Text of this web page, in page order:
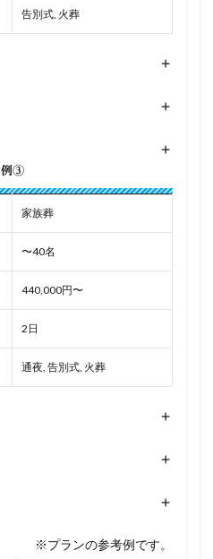
告別式, 火葬
+
+
+
例③
家族葬
〜40名
440,000円〜
2日
通夜, 告別式, 火葬
+
+
+
※プランの参考例です。